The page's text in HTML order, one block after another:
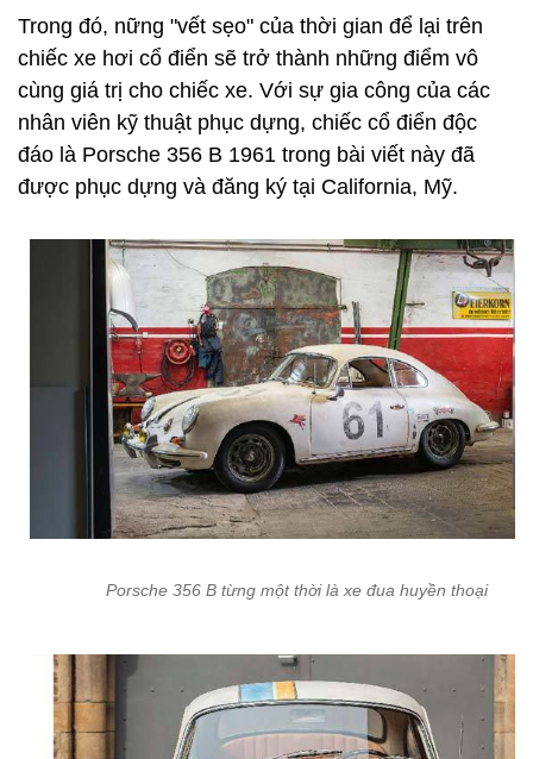
Trong đó, nững "vết sẹo" của thời gian để lại trên
chiếc xe hơi cổ điển sẽ trở thành những điểm vô
cùng giá trị cho chiếc xe. Với sự gia công của các
nhân viên kỹ thuật phục dựng, chiếc cổ điển độc
đáo là Porsche 356 B 1961 trong bài viết này đã
được phục dựng và đăng ký tại California, Mỹ.
Porsche 356 B từng một thời là xe đua huyền thoại